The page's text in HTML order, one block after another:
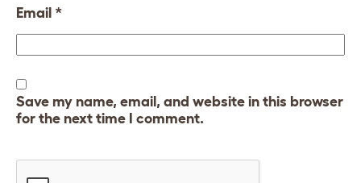
Email *
Save my name, email, and website in this browser
for the next time I comment.